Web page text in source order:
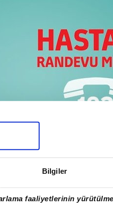
Bilgiler
faaliyetlerinin
Alo 182 çağrı merkezi
üzerinden randevu